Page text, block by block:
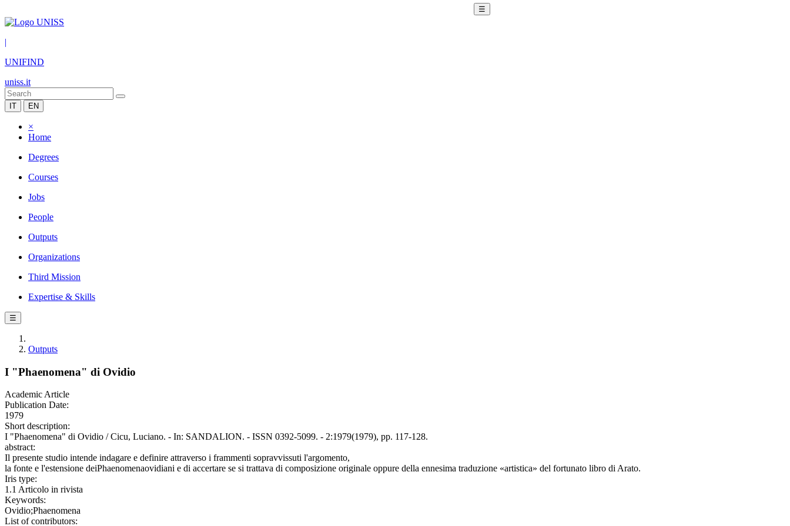
☰
|
UNIFIND
uniss.it
IT EN
×
Home
Degrees
Courses
Jobs
People
Outputs
Organizations
Third Mission
Expertise & Skills
☰
Outputs
I "Phaenomena" di Ovidio
Academic Article
Publication Date:
1979
Short description:
I "Phaenomena" di Ovidio / Cicu, Luciano. - In: SANDALION. - ISSN 0392-5099. - 2:1979(1979), pp. 117-128.
abstract:
Il presente studio intende indagare e definire attraverso i frammenti sopravvissuti l'argomento,
la fonte e l'estensione deiPhaenomenaovidiani e di accertare se si trattava di composizione originale oppure della ennesima traduzione «artistica» del fortunato libro di Arato.
Iris type:
1.1 Articolo in rivista
Keywords:
Ovidio;Phaenomena
List of contributors: